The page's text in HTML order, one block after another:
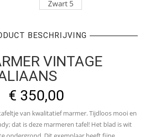
BESCHRIJVING
VINTAGE
€ 350,00
van kwalitatief marmer. Tijdloos mooi en
dat is deze marmeren tafel! Het blad is wit